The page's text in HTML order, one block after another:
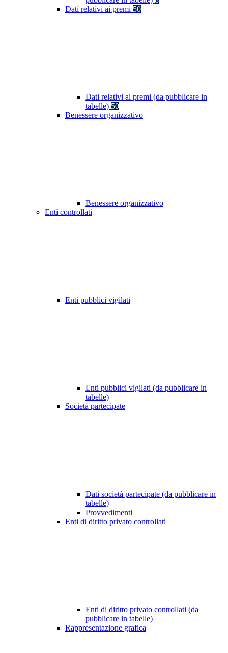
Dati relativi ai premi 50
Dati relativi ai premi (da pubblicare in
tabelle) 50
Benessere organizzativo
Benessere organizzativo
Enti controllati
Enti pubblici vigilati
Enti pubblici vigilati (da pubblicare in
tabelle)
Società partecipate
Dati società partecipate (da pubblicare in
tabelle)
Provvedimenti
Enti di diritto privato controllati
Enti di diritto privato controllati (da
pubblicare in tabelle)
Rappresentazione grafica